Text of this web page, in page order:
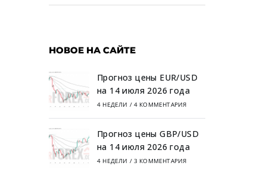
НОВОЕ НА САЙТЕ
Прогноз цены EUR/USD
на 14 июля 2026 года
4 НЕДЕЛИ / 4 КОММЕНТАРИЯ
Прогноз цены GBP/USD
на 14 июля 2026 года
4 НЕДЕЛИ / 3 КОММЕНТАРИЯ